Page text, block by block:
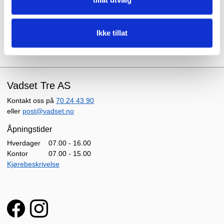
Ikke tillat
Ta gjerne kontakt for mer informasjon og tilbud.
Vadset Tre AS
Kontakt oss på 70 24 43 90
eller post@vadset.no
Åpningstider
Hverdager
Kontor
07.00 - 16.00
07.00 - 15.00
Kjørebeskrivelse